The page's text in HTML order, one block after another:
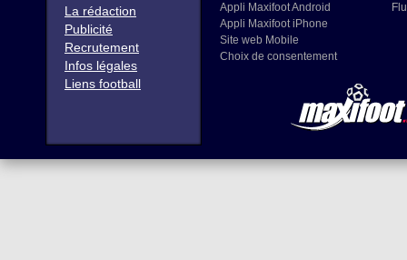
La rédaction
Publicité
Recrutement
Infos légales
Liens football
Appli Maxifoot Android
Appli Maxifoot iPhone
Site web Mobile
Choix de consentement